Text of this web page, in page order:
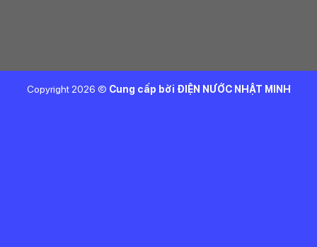
Copyright 2026 © Cung cấp bởi ĐIỆN NƯỚC NHẬT MINH